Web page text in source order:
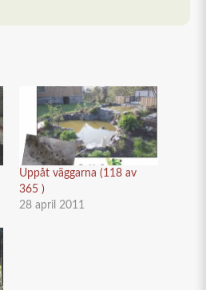
Uppåt väggarna (118 av
365 )
28 april 2011